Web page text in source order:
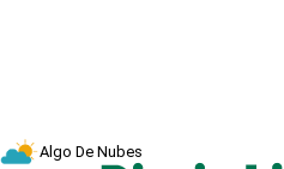
Algo De Nubes